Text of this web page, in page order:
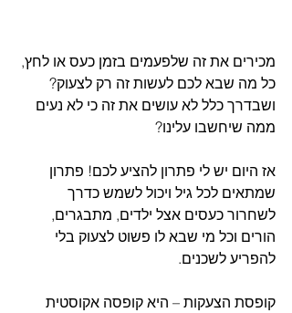
מכירים את זה שלפעמים בזמן כעס או לחץ,
כל מה שבא לכם לעשות זה רק לצעוק?
ושבדרך כלל לא עושים את זה כי לא נעים
ממה שיחשבו עלינו?
אז היום יש לי פתרון להציע לכם! פתרון
שמתאים לכל גיל ויכול לשמש כדרך
לשחרור כעסים אצל ילדים, מתבגרים,
הורים וכל מי שבא לו פשוט לצעוק בלי
להפריע לשכנים.
קופסת הצעקות – היא קופסה אקוסטית